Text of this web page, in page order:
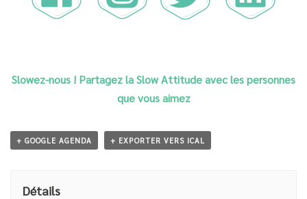
Slowez-nous ! Partagez la Slow Attitude avec les personnes
que vous aimez
+ GOOGLE AGENDA + EXPORTER VERS ICAL
Détails